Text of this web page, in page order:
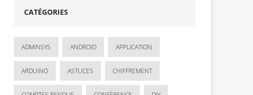
CATÉGORIES
ADMINSYS ANDROID APPLICATION
ARDUINO ASTUCES CHIFFREMENT